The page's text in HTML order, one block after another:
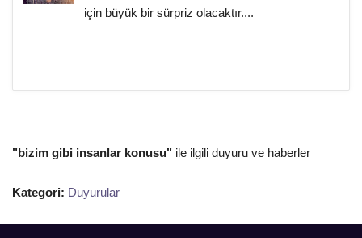
için büyük bir sürpriz olacaktır....
"bizim gibi insanlar konusu" ile ilgili duyuru ve haberler
Kategori: Duyurular